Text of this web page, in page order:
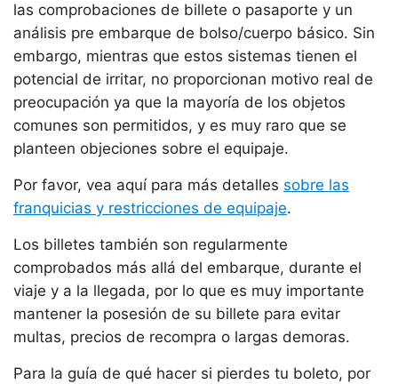
las comprobaciones de billete o pasaporte y un
análisis pre embarque de bolso/cuerpo básico. Sin
embargo, mientras que estos sistemas tienen el
potencial de irritar, no proporcionan motivo real de
preocupación ya que la mayoría de los objetos
comunes son permitidos, y es muy raro que se
planteen objeciones sobre el equipaje.
Por favor, vea aquí para más detalles sobre las
franquicias y restricciones de equipaje.
Los billetes también son regularmente
comprobados más allá del embarque, durante el
viaje y a la llegada, por lo que es muy importante
mantener la posesión de su billete para evitar
multas, precios de recompra o largas demoras.
Para la guía de qué hacer si pierdes tu boleto, por